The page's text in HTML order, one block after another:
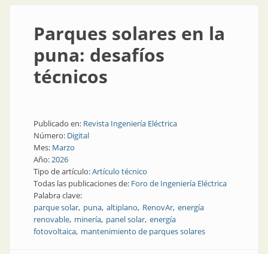
Parques solares en la
puna: desafíos
técnicos
Publicado en: Revista Ingeniería Eléctrica
Número: Digital
Mes: Marzo
Año:2026
Tipo de artículo:Artículo técnico
Todas las publicaciones de: Foro de Ingeniería Eléctrica
Palabra clave:
parque solar puna altiplano RenovAr energía
renovable minería panel solar energía
fotovoltaica mantenimiento de parques solares